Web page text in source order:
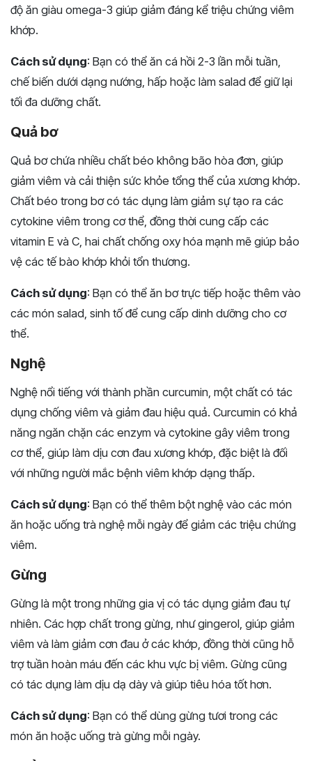
độ ăn giàu omega-3 giúp giảm đáng kể triệu chứng viêm
khớp.
Cách sử dụng: Bạn có thể ăn cá hồi 2-3 lần mỗi tuần,
chế biến dưới dạng nướng, hấp hoặc làm salad để giữ lại
tối đa dưỡng chất.
Quả bơ
Quả bơ chứa nhiều chất béo không bão hòa đơn, giúp
giảm viêm và cải thiện sức khỏe tổng thể của xương khớp.
Chất béo trong bơ có tác dụng làm giảm sự tạo ra các
cytokine viêm trong cơ thể, đồng thời cung cấp các
vitamin E và C, hai chất chống oxy hóa mạnh mẽ giúp bảo
vệ các tế bào khớp khỏi tổn thương.
Cách sử dụng: Bạn có thể ăn bơ trực tiếp hoặc thêm vào
các món salad, sinh tố để cung cấp dinh dưỡng cho cơ
thể.
Nghệ
Nghệ nổi tiếng với thành phần curcumin, một chất có tác
dụng chống viêm và giảm đau hiệu quả. Curcumin có khả
năng ngăn chặn các enzym và cytokine gây viêm trong
cơ thể, giúp làm dịu cơn đau xương khớp, đặc biệt là đối
với những người mắc bệnh viêm khớp dạng thấp.
Cách sử dụng: Bạn có thể thêm bột nghệ vào các món
ăn hoặc uống trà nghệ mỗi ngày để giảm các triệu chứng
viêm.
Gừng
Gừng là một trong những gia vị có tác dụng giảm đau tự
nhiên. Các hợp chất trong gừng, như gingerol, giúp giảm
viêm và làm giảm cơn đau ở các khớp, đồng thời cũng hỗ
trợ tuần hoàn máu đến các khu vực bị viêm. Gừng cũng
có tác dụng làm dịu dạ dày và giúp tiêu hóa tốt hơn.
Cách sử dụng: Bạn có thể dùng gừng tươi trong các
món ăn hoặc uống trà gừng mỗi ngày.